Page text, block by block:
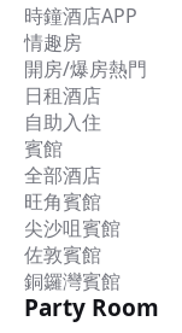
時鐘酒店APP
情趣房
開房/爆房熱門
日租酒店
自助入住
賓館
全部酒店
旺角賓館
尖沙咀賓館
佐敦賓館
銅鑼灣賓館
Party Room